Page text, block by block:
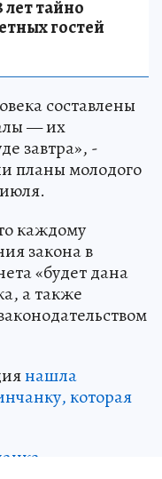
лет тайно
гостей
составлены
— их
завтра», -
планы молодого
каждому
закона в
«будет дана
а также
нашла
которая